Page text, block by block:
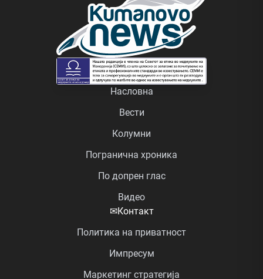
Насловна
Вести
Колумни
Погранична хроника
По допрен глас
Видео
✉Контакт
Политика на приватност
Импресум
Маркетинг стратегија